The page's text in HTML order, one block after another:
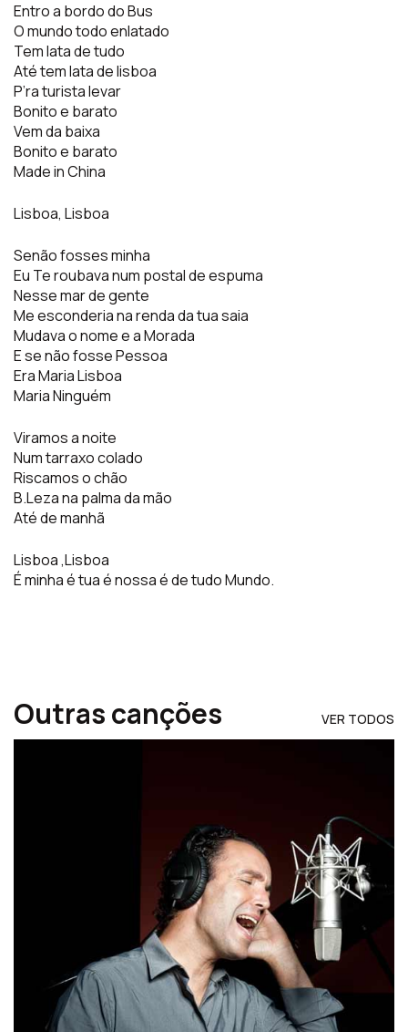
Entro a bordo do Bus
O mundo todo enlatado
Tem lata de tudo
Até tem lata de lisboa
P’ra turista levar
Bonito e barato
Vem da baixa
Bonito e barato
Made in China
Lisboa, Lisboa
Senão fosses minha
Eu Te roubava num postal de espuma
Nesse mar de gente
Me esconderia na renda da tua saia
Mudava o nome e a Morada
E se não fosse Pessoa
Era Maria Lisboa
Maria Ninguém
Viramos a noite
Num tarraxo colado
Riscamos o chão
B.Leza na palma da mão
Até de manhã
Lisboa ,Lisboa
É minha é tua é nossa é de tudo Mundo.
Outras canções VER TODOS